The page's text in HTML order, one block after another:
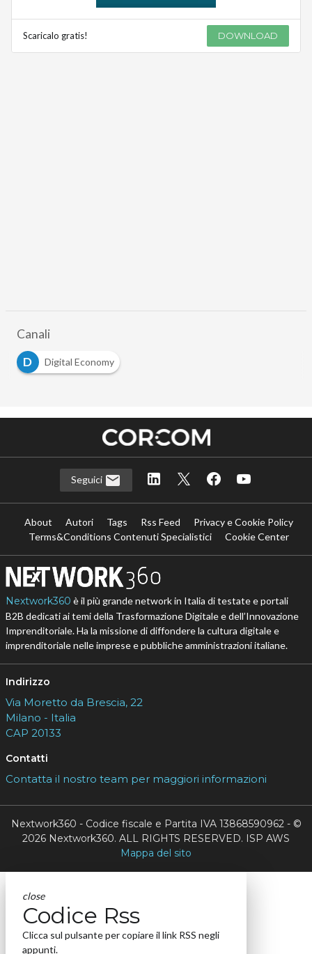
Scaricalo gratis! DOWNLOAD
Canali
D
Digital Economy
Seguici
About Autori Tags Rss Feed
Privacy e Cookie Policy
Terms&Conditions Contenuti Specialistici
Cookie Center
Nextwork360 è il più grande network in Italia di testate e portali
B2B dedicati ai temi della Trasformazione Digitale e dell’Innovazione
Imprenditoriale. Ha la missione di diffondere la cultura digitale e
imprenditoriale nelle imprese e pubbliche amministrazioni italiane.
Indirizzo
Via Moretto da Brescia, 22
Milano - Italia
CAP 20133
Contatti
Contatta il nostro team per maggiori informazioni
Nextwork360 - Codice fiscale e Partita IVA 13868590962 - ©
2026 Nextwork360. ALL RIGHTS RESERVED. ISP AWS
Mappa del sito
close
Codice Rss
Clicca sul pulsante per copiare il link RSS negli
appunti.